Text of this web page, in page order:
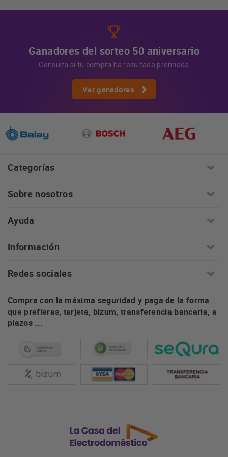
Ganadores del sorteo 50 aniversario
Consulta si tu compra ha resultado premiada
Ver ganadores
Categorías
Sobre nosotros
Ayuda
Información
Redes sociales
Compra con la máxima seguridad y paga de la forma
que prefieras, tarjeta, bizum, transferencia bancaria, a
plazos ...